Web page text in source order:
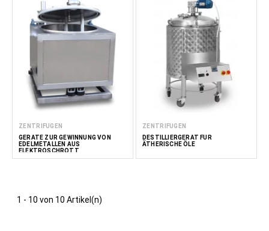
ZENTRIFUGEN
GERÄTE ZUR GEWINNUNG VON
EDELMETALLEN AUS
ELEKTROSCHROTT
ZENTRIFUGEN
DESTILLIERGERÄT FÜR
ÄTHERISCHE ÖLE
1 - 10 von 10 Artikel(n)